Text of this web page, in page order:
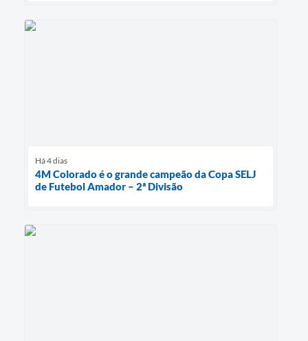
Há 4 dias
4M Colorado é o grande campeão da Copa SELJ
de Futebol Amador – 2ª Divisão